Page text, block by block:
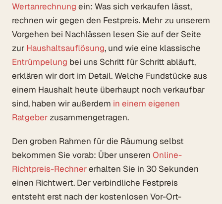
Wertanrechnung ein: Was sich verkaufen lässt,
rechnen wir gegen den Festpreis. Mehr zu unserem
Vorgehen bei Nachlässen lesen Sie auf der Seite
zur Haushaltsauflösung, und wie eine klassische
Entrümpelung bei uns Schritt für Schritt abläuft,
erklären wir dort im Detail. Welche Fundstücke aus
einem Haushalt heute überhaupt noch verkaufbar
sind, haben wir außerdem in einem eigenen
Ratgeber zusammengetragen.
Den groben Rahmen für die Räumung selbst
bekommen Sie vorab: Über unseren Online-
Richtpreis-Rechnererhalten Sie in 30 Sekunden
einen Richtwert. Der verbindliche Festpreis
entsteht erst nach der kostenlosen Vor-Ort-